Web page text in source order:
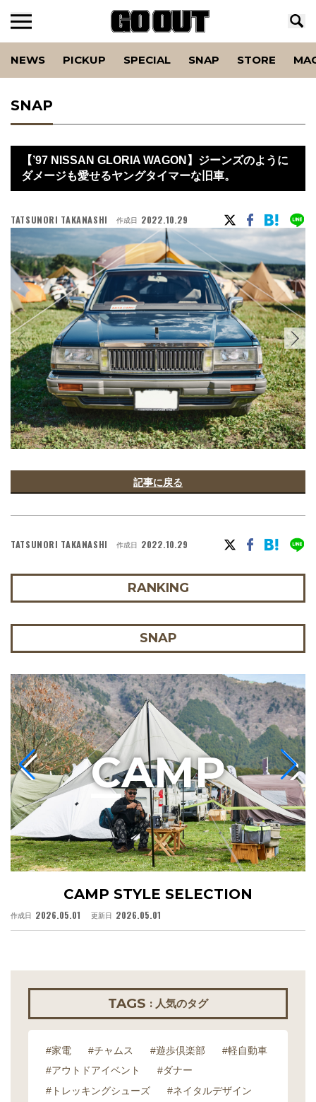
NEWS PICKUP SPECIAL SNAP STORE
SNAP
【’97 NISSAN GLORIA WAGON】ジーンズのように
ダメージも愛せるヤングタイマーな旧車。
TATSUNORI TAKANASHI 作成日 2022.10.29
記事に戻る
TATSUNORI TAKANASHI 作成日 2022.10.29
RANKING
SNAP
CAMP STYLE SELECTION
作成日 2026.05.01 更新日 2026.05.01
CAMP
TAGS : 人気のタグ
#家電 #チャムス #遊歩倶楽部
#軽自動車
#アウトドアイベント
#ダナー
#トレッキングシューズ
#ネイタルデザイン